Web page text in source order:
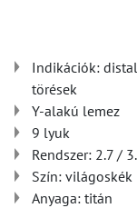
Indikációk:
törések
Y-alakú lemez
9 lyuk
Rendszer: 2.7 /
Szín: világoskék
Anyaga: titán